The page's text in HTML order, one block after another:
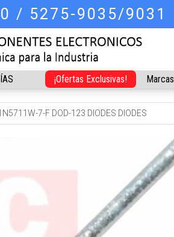
/ 5275-9035/9031
¡Ofertas Exclusivas! Marcas
7-F DOD-123 DIODES DIODES